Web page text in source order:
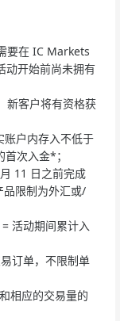
要在 IC Markets
动开始前尚未拥有
新客户将有资格获
账户内存入不低于
次入金*；
11 日之前完成
品限制为外汇或/
活动期间累计入
订单，不限制单
相应的交易量的